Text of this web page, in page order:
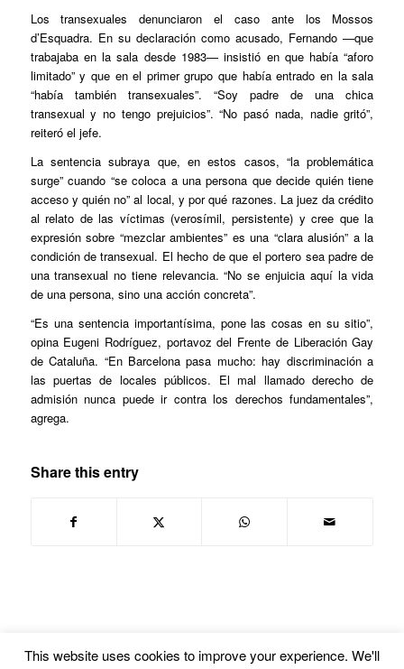
Los transexuales denunciaron el caso ante los Mossos
d’Esquadra. En su declaración como acusado, Fernando —que
trabajaba en la sala desde 1983— insistió en que había “aforo
limitado” y que en el primer grupo que había entrado en la sala
“había también transexuales”. “Soy padre de una chica
transexual y no tengo prejuicios”. “No pasó nada, nadie gritó”,
reiteró el jefe.
La sentencia subraya que, en estos casos, “la problemática
surge” cuando “se coloca a una persona que decide quién tiene
acceso y quién no” al local, y por qué razones. La juez da crédito
al relato de las víctimas (verosímil, persistente) y cree que la
expresión sobre “mezclar ambientes” es una “clara alusión” a la
condición de transexual. El hecho de que el portero sea padre de
una transexual no tiene relevancia. “No se enjuicia aquí la vida
de una persona, sino una acción concreta”.
“Es una sentencia importantísima, pone las cosas en su sitio”,
opina Eugeni Rodríguez, portavoz del Frente de Liberación Gay
de Cataluña. “En Barcelona pasa mucho: hay discriminación a
las puertas de locales públicos. El mal llamado derecho de
admisión nunca puede ir contra los derechos fundamentales”,
agrega.
Share this entry
This website uses cookies to improve your experience. We'll